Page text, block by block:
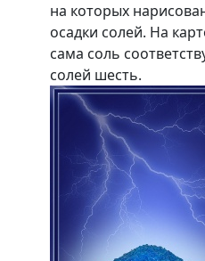
на которых
осадки солей. На
сама соль
солей шесть.